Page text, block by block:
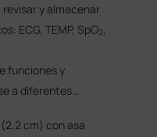
y almacenar
ECG, TEMP, SpO2,
funciones y
a diferentes
(2,2 cm) con asa